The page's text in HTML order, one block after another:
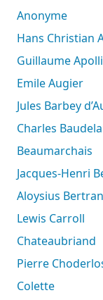
Anonyme
Hans Christian
Guillaume
Emile Augier
Jules Barbey
Charles
Beaumarchais
Jacques-Henri
Aloysius
Lewis Carroll
Chateaubriand
Pierre
Colette